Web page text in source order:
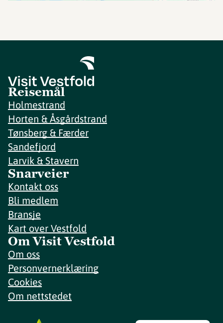
Reisemål
Holmestrand
Horten & Åsgårdstrand
Tønsberg & Færder
Sandefjord
Larvik & Stavern
Snarveier
Kontakt oss
Bli medlem
Bransje
Kart over Vestfold
Om Visit Vestfold
Om oss
Personvernerklæring
Cookies
Om nettstedet